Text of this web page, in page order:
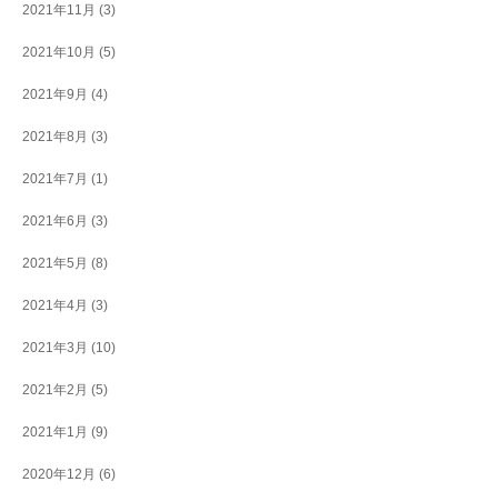
2021年11月 (3)
2021年10月 (5)
2021年9月 (4)
2021年8月 (3)
2021年7月 (1)
2021年6月 (3)
2021年5月 (8)
2021年4月 (3)
2021年3月 (10)
2021年2月 (5)
2021年1月 (9)
2020年12月 (6)